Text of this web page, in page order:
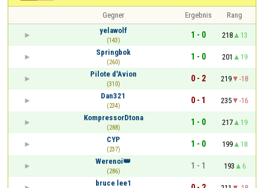
Gegner Ergebnis
Rang
yelawolf
(143)
1 - 0 218
13
Springbok
(260)
1 - 0 201
19
Pilote d'Avion
(310)
0 - 2 219
-18
Dan321
(234)
0 - 1 235
-16
KompressorDtona
(288)
1 - 0 217
19
CYP
(237)
1 - 0 199
18
Werenoi👑
(286)
1 - 1 193
6
bruce lee1